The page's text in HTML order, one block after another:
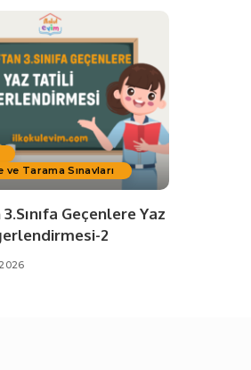
ve Tarama Sınavları
3.Sınıfa Geçenlere Yaz
2